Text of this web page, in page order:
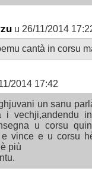
u 26/11/2014
cantà in corsu
2014 17:42
un sanu
i vechji,andendu
u corsu
e vince e u corsu
più